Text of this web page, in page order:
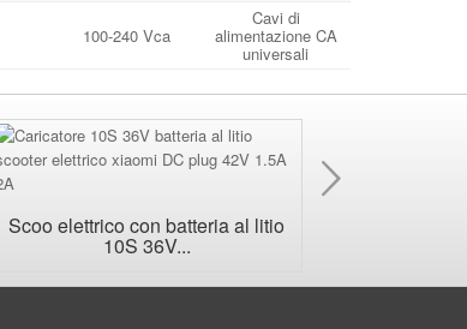
100-240 Vca
Cavi di
alimentazione CA
universali
Scoo elettrico con batteria al litio
10S 36V...